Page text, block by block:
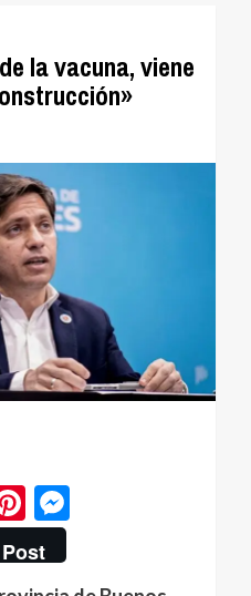
la vacuna, viene
Pinterest
Messenger
Post